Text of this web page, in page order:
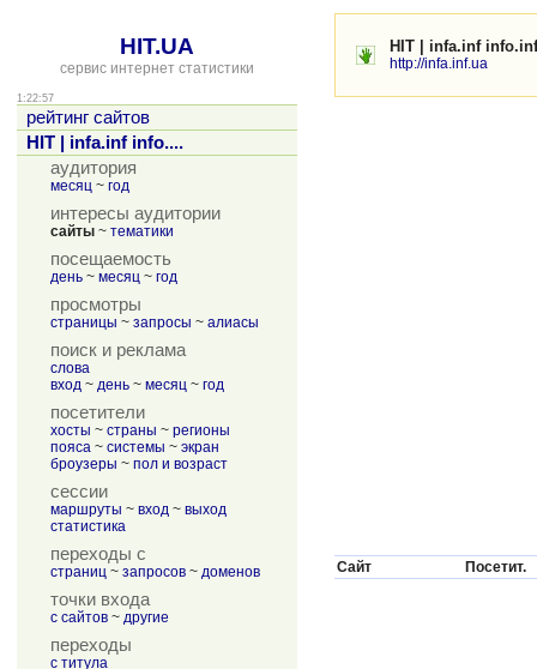
HIT.UA
сервис интернет статистики
1:22:57
рейтинг сайтов
HIT | infa.inf info....
аудитория
месяц ~ год
интересы аудитории
сайты ~ тематики
посещаемость
день ~ месяц ~ год
просмотры
страницы ~ запросы ~ алиасы
поиск и реклама
слова
вход ~ день ~ месяц ~ год
посетители
хосты ~ страны ~ регионы
пояса ~ системы ~ экран
броузеры ~ пол и возраст
сессии
маршруты ~ вход ~ выход
статистика
переходы с
страниц ~ запросов ~ доменов
точки входа
с сайтов ~ другие
переходы
с титула
HIT | infa.inf
http://infa.inf.ua
Сайт Посетит.